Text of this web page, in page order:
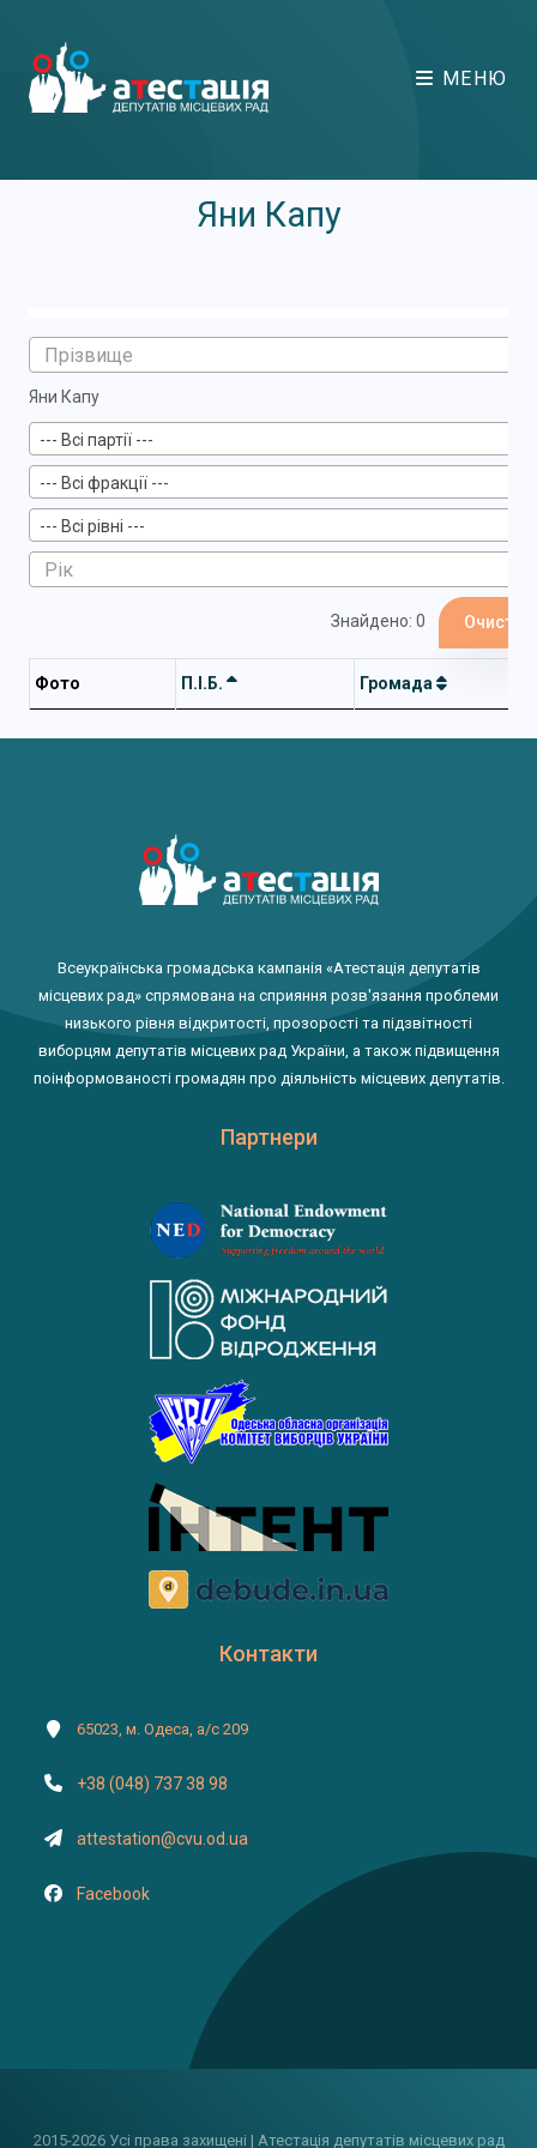
МЕНЮ
Яни Капу
Яни Капу
--- Всі партії ---
--- Всі фракції ---
--- Всі рівні ---
Знайдено: 0
Фото П.І.Б. Громада
Всеукраїнська громадська кампанія «Атестація депутатів
місцевих рад» спрямована на сприяння розв'язання проблеми
низького рівня відкритості, прозорості та підзвітності
виборцям депутатів місцевих рад України, а також підвищення
поінформованості громадян про діяльність місцевих депутатів.
Партнери
Контакти
65023, м. Одеса, а/с 209
+38 (048) 737 38 98
attestation@cvu.od.ua
Facebook
2015-2026 Усі права захищені | Атестація депутатів місцевих рад